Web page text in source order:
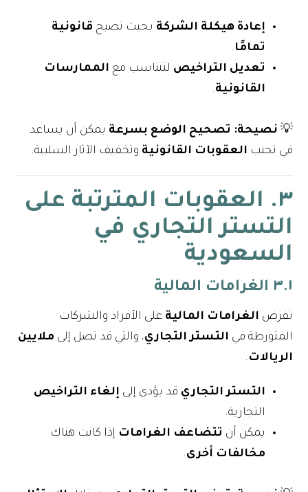
إعادة هيكلة الشركة بحيث تصبح قانونية
تمامًا .
تعديل التراخيص لتتناسب مع الممارسات
القانونية.
💡 نصيحة: تصحيح الوضع بسرعة يمكن أن يساعد
في تجنب العقوبات القانونية وتخفيف الآثار السلبية.
٣. العقوبات المترتبة على
التستر التجاري في
السعودية
٣.١ الغرامات المالية
تفرض الغرامات المالية على الأفراد والشركات
المتورطة في التستر التجاري، والتي قد تصل إلى ملايين
الريالات .
التستر التجاري قد يؤدي إلى إلغاء التراخيص
التجارية.
يمكن أن تتضاعف الغرامات إذا كانت هناك
مخالفات أخرى.